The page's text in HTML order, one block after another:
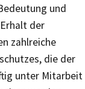
und
der
zahlreiche
die der
unter Mitarbeit